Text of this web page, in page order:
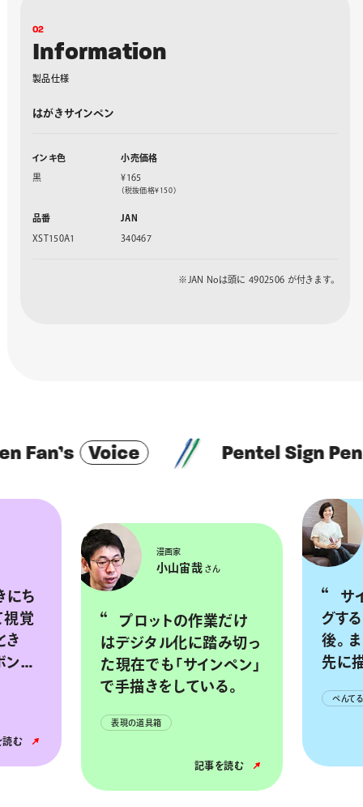
02
Information
製品仕様
はがきサインペン
インキ色
黒
小売価格
¥165
（税抜価格¥150）
品番 JAN
XST150A1 340467
※JAN Noは頭に 4902506 が付きます。
Fan’s Voice Pentel Sign Pen
視覚
き
ンヤ
読む
漫画家
小山宙哉 さん
プロットの作業だけ
はデジタル化に踏み切っ
た現在でも「サインペン」
で手描きをしている。
表現の道具箱
記事を読む
サインペンでレタリン
グす
後。
先に
れる
ぺんて